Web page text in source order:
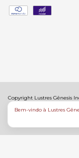
Bem-vindo à Lustres
Copyright Lustres Gênesis